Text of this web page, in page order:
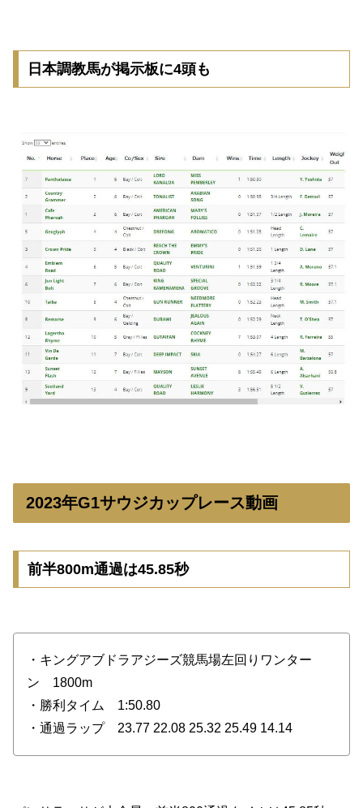
日本調教馬が掲示板に4頭も
2023年G1サウジカップレース動画
前半800m通過は45.85秒
・キングアブドラアジーズ競馬場左回りワンター
ン 1800m
・勝利タイム 1:50.80
・通過ラップ 23.77 22.08 25.32 25.49 14.14